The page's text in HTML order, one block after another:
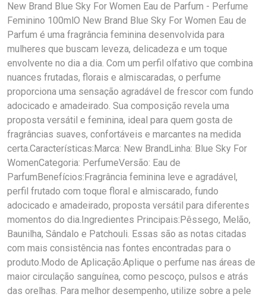
New Brand Blue Sky For Women Eau de Parfum - Perfume
Feminino 100mlO New Brand Blue Sky For Women Eau de
Parfum é uma fragrância feminina desenvolvida para
mulheres que buscam leveza, delicadeza e um toque
envolvente no dia a dia. Com um perfil olfativo que combina
nuances frutadas, florais e almiscaradas, o perfume
proporciona uma sensação agradável de frescor com fundo
adocicado e amadeirado. Sua composição revela uma
proposta versátil e feminina, ideal para quem gosta de
fragrâncias suaves, confortáveis e marcantes na medida
certa.Características:Marca: New BrandLinha: Blue Sky For
WomenCategoria: PerfumeVersão: Eau de
ParfumBenefícios:Fragrância feminina leve e agradável,
perfil frutado com toque floral e almiscarado, fundo
adocicado e amadeirado, proposta versátil para diferentes
momentos do dia.Ingredientes Principais:Pêssego, Melão,
Baunilha, Sândalo e Patchouli. Essas são as notas citadas
com mais consistência nas fontes encontradas para o
produto.Modo de Aplicação:Aplique o perfume nas áreas de
maior circulação sanguínea, como pescoço, pulsos e atrás
das orelhas. Para melhor desempenho, utilize sobre a pele